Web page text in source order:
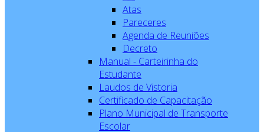
Atas
Pareceres
Agenda de Reuniões
Decreto
Manual - Carteirinha do
Estudante
Laudos de Vistoria
Certificado de Capacitação
Plano Municipal de Transporte
Escolar